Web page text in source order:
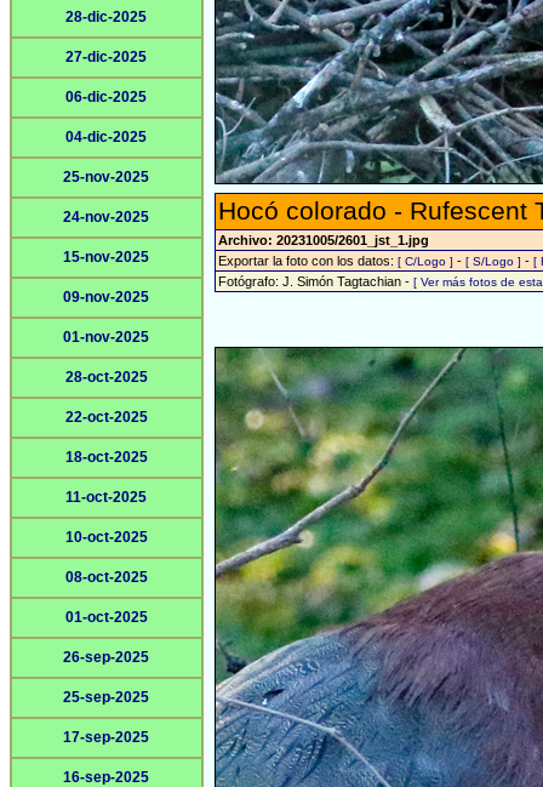
28-dic-2025
27-dic-2025
06-dic-2025
04-dic-2025
25-nov-2025
24-nov-2025
15-nov-2025
09-nov-2025
01-nov-2025
28-oct-2025
22-oct-2025
18-oct-2025
11-oct-2025
10-oct-2025
08-oct-2025
01-oct-2025
26-sep-2025
25-sep-2025
17-sep-2025
16-sep-2025
Hocó colorado - Rufescent
Archivo: 20231005/2601_jst_1.jpg
Exportar la foto con los datos: [ C/Logo ] - [ S/Logo ] - [
Fotógrafo: J. Simón Tagtachian - [ Ver más fotos de